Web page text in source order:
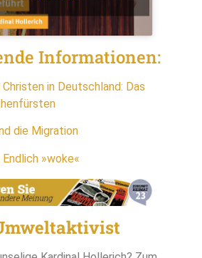
Informationen:
in Deutschland: Das
die Migration
»woke«